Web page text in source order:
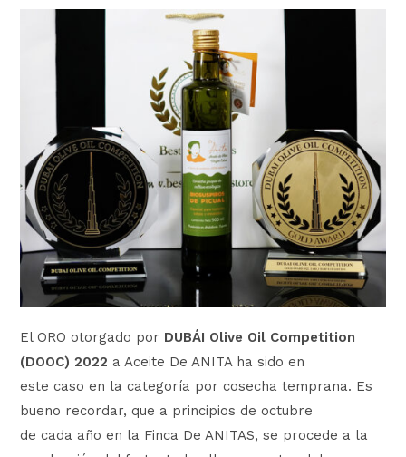
El ORO otorgado por DUBÁI Olive Oil Competition
(DOOC) 2022 a Aceite De ANITA ha sido en
este caso en la categoría por cosecha temprana. Es
bueno recordar, que a principios de octubre
de cada año en la Finca De ANITAS, se procede a la